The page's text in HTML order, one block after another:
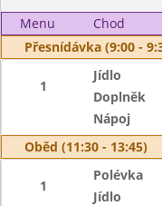
Menu Chod
Přesnídávka (9:00 -
1
Jídlo
Doplněk
Nápoj
Oběd (11:30 - 13:45)
1
Polévka
Jídlo